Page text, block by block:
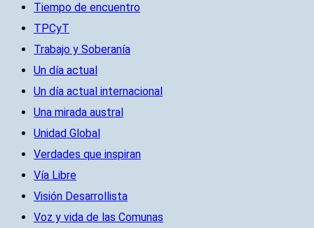
Tiempo de encuentro
TPCyT
Trabajo y Soberanía
Un día actual
Un día actual internacional
Una mirada austral
Unidad Global
Verdades que inspiran
Vía Libre
Visión Desarrollista
Voz y vida de las Comunas